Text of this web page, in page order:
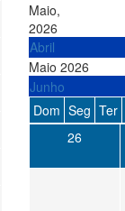
Maio,
2026
Abril
Maio 2026
Junho
Dom Seg Ter
26